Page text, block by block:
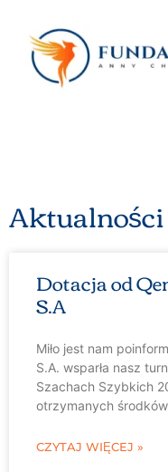
content
Aktualności
Dotacja od
S.A
Miło jest nam
S.A. wsparła nasz
Szachach Szybkich
otrzymanych
CZYTAJ WIĘCEJ »